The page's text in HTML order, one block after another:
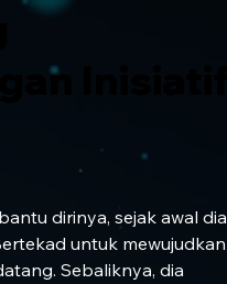
Inisiatif
dirinya, sejak awal dia
untuk mewujudkan
Sebaliknya, dia